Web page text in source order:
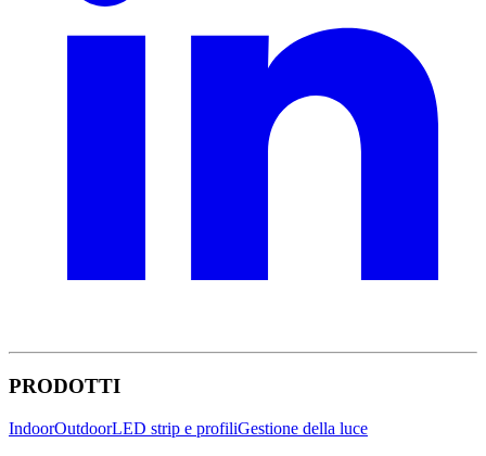
PRODOTTI
IndoorOutdoorLED strip e profiliGestione della luce